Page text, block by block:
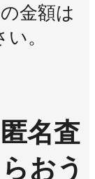
金額は
。
匿名査
おう